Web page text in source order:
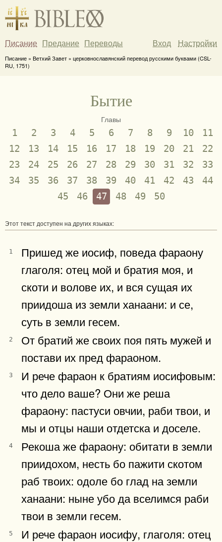
Писание Предание Переводы Вход Настройки
Писание » Ветхий Завет » церковнославянский перевод русскими буквами (CSL-
RU, 1751)
Бытие
Главы
1 2 3 4 5 6 7 8 9 10
11
12
13 14 15 16 17 18 19 20 21
22
23
24 25 26 27 28 29 30 31 32
33
34
35 36 37 38 39 40 41 42 43
44
45
46 47 48 49 50
Этот текст доступен на других языках:
1
Пришед же иосиф, поведа фараону
глаголя: отец мой и братия моя, и
скоти и волове их, и вся сущая их
приидоша из земли ханаани: и се,
суть в земли гесем.
2
От братий же своих поя пять мужей и
постави их пред фараоном.
3
И рече фараон к братиям иосифовым:
что дело ваше? Они же реша
фараону: пастуси овчии, раби твои, и
мы и отцы наши отдетска и доселе.
4
Рекоша же фараону: обитати в земли
приидохом, несть бо пажити скотом
раб твоих: одоле бо глад на земли
ханаани: ныне убо да вселимся раби
твои в земли гесем.
5
И рече фараон иосифу, глаголя: отец